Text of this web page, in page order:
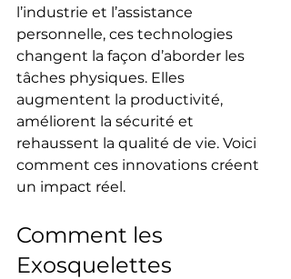
l’industrie et l’assistance
personnelle, ces technologies
changent la façon d’aborder les
tâches physiques. Elles
augmentent la productivité,
améliorent la sécurité et
rehaussent la qualité de vie. Voici
comment ces innovations créent
un impact réel.
Comment les
Exosquelettes